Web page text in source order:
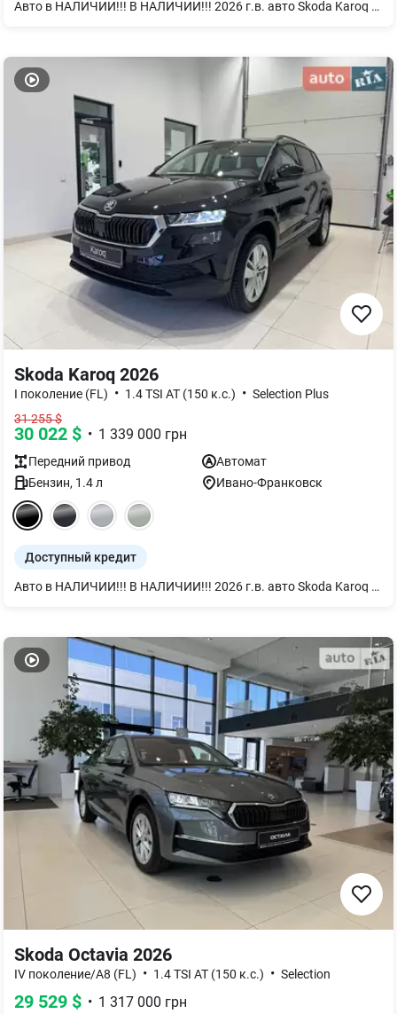
Авто в НАЛИЧИИ!!! В НАЛИЧИИ!!! 2026 г.в. авто Skoda Karoq Selection PLUS 1.4TSI 110kw / 150 л.с. 8 AT гидротрансформатор AISIN (Автоматическая КПП) в НОВОМ сером цвете металлик Graphite Grey 5X5X Selection PLUS Комплектация : Selection Plus Дополнительные опции: – Электрический багажник Виртуальная педаль взмахом ноги – Лобовое скло с подогревом – Подогрев передних и задних сидений – "PARK DISTANCE CONTROL" - датчики парковки спереди и сзади – С камерой заднего вида Стоимость авто 1 339 000 грн с НДС. Мы работаем, свет есть (если нет, то у нас работает генератор). За более подробной информацией обращайтесь по номеру телефона
Skoda Karoq 2026
I поколение (FL) • 1.4 TSI AT (150 к.с.) • Selection Plus
31 255$
30 022 $ • 1 339 000 грн
Передний привод
Автомат
Бензин, 1.4л Ивано-Франковск
Доступный кредит
Авто в НАЛИЧИИ!!! В НАЛИЧИИ!!! 2026 г.в. авто Skoda Karoq Selection PLUS 1.4TSI 110kw / 150 л.с. 8 AT гидротрансформатор AISIN (Автоматическая КПП) в черном цвете металлик Black Magic Pearlescent 1Z1Z Selection PLUS Комплектация : Selection Plus Дополнительные опции: – Электрический багажник Виртуальная педаль взмахом ноги – Лобовое стекло с подогревом – Подогрев передних и задних сидений – "PARK DISTANCE CONTROL" - датчики парковки спереди и сзади – С камерой заднего вида Стоимость авто 1 382 000 грн с НДС. Мы работаем, свет есть (если нет, то у нас работает генератор). За более подробной информацией обращайтесь по номеру телефона
Skoda Octavia 2026
IV поколение/A8 (FL) • 1.4 TSI AT (150 к.с.) • Selection
29 529 $ • 1 317 000 грн